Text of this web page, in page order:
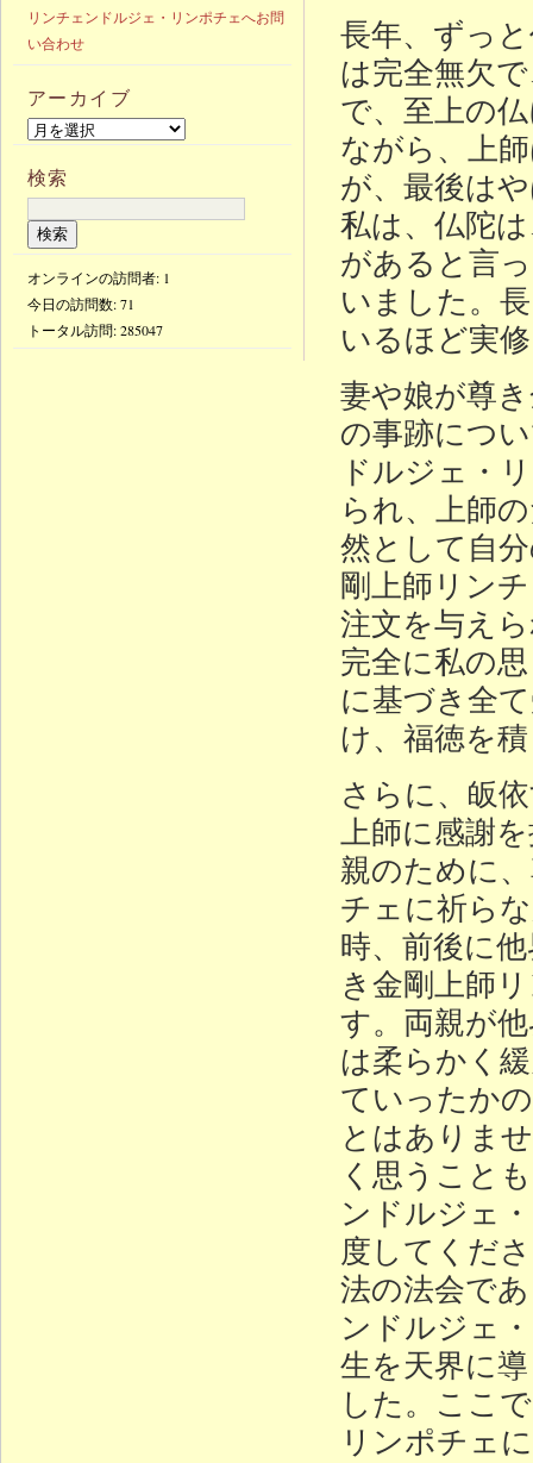
長年、ずっ
は完全無欠
で、至上の
ながら、上
が、最後は
私は、仏陀
があると言
いました。
いるほど実
妻や娘が尊
の事跡につ
ドルジェ・
られ、上師
然として自
剛上師リン
注文を与え
完全に私の
に基づき全
け、福徳を
さらに、皈
上師に感謝
親のために
チェに祈ら
時、前後に
き金剛上師
す。両親が
は柔らかく
ていったか
とはありま
く思うこと
ンドルジェ
度してくだ
法の法会で
ンドルジェ
生を天界に
した。ここ
リンポチェ
リンチェンドルジェ・リンポチェへお問
い合わせ
アーカイブ
検索
オンラインの訪問者: 1
今日の訪問数:71
トータル訪問:285047